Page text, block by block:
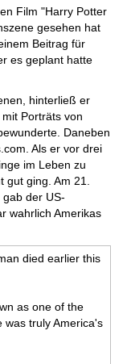
Film "Harry Potter
gesehen hat
Beitrag für
es geplant hatte
hinterließ er
Porträts von
Daneben
Als er vor drei
im Leben zu
ging. Am 21.
der US-
wahrlich Amerikas
died earlier this
as one of the
was truly America's